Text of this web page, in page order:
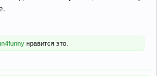
нравится это.